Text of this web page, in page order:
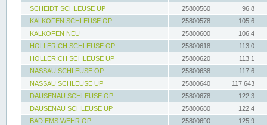
SCHEIDT SCHLEUSE UP
25800560
96.8
KALKOFEN SCHLEUSE OP
25800578
105.6
KALKOFEN NEU
25800600
106.4
HOLLERICH SCHLEUSE OP
25800618
113.0
HOLLERICH SCHLEUSE UP
25800620
113.1
NASSAU SCHLEUSE OP
25800638
117.6
NASSAU SCHLEUSE UP
25800640
117.643
DAUSENAU SCHLEUSE OP
25800678
122.3
DAUSENAU SCHLEUSE UP
25800680
122.4
BAD EMS WEHR OP
25800690
125.9